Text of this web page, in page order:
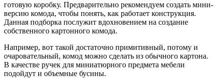
готовую коробку. Предварительно рекомендуем создать мини-
версию комода, чтобы понять, как работает конструкция.
Данная подборка послужит вдохновением на создание
собственного картонного комода.
Например, вот такой достаточно примитивный, потому и
очаровательный, комод можно сделать из обычного картона.
В качестве ручек для миниатюрного предмета мебели
подойдут и объемные бусины.